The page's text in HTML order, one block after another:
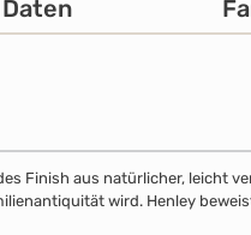
Finish aus natürlicher, leicht
wird. Henley